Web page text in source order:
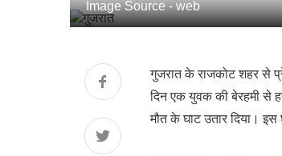
Image Source - web
गुजरात के राजकोट शहर से
दिन एक युवक की बेरहमी से
मौत के घाट उतार दिया।